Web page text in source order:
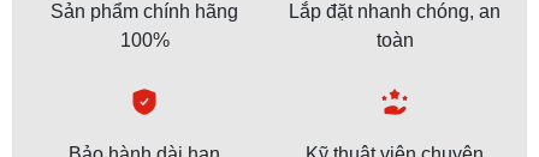
Sản phẩm chính hãng
100%
Lắp đặt nhanh chóng, an
toàn